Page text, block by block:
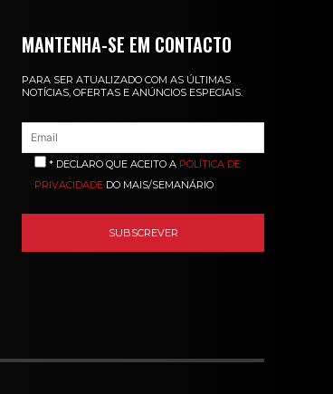
MANTENHA-SE EM CONTACTO
PARA SER ATUALIZADO COM AS ÚLTIMAS
NOTÍCIAS, OFERTAS E ANÚNCIOS ESPECIAIS.
* DECLARO QUE ACEITO A POLÍTICA DE
PRIVACIDADE DO MAIS/SEMANÁRIO